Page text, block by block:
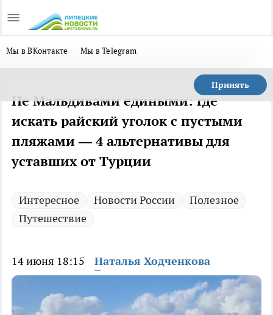
Мы в ВКонтакте Мы в Telegram
Принять
Не Мальдивами едиными: где
искать райский уголок с пустыми
пляжами — 4 альтернативы для
уставших от Турции
Интересное Новости России
Полезное
Путешествие
14 июня 18:15 Наталья Ходченкова